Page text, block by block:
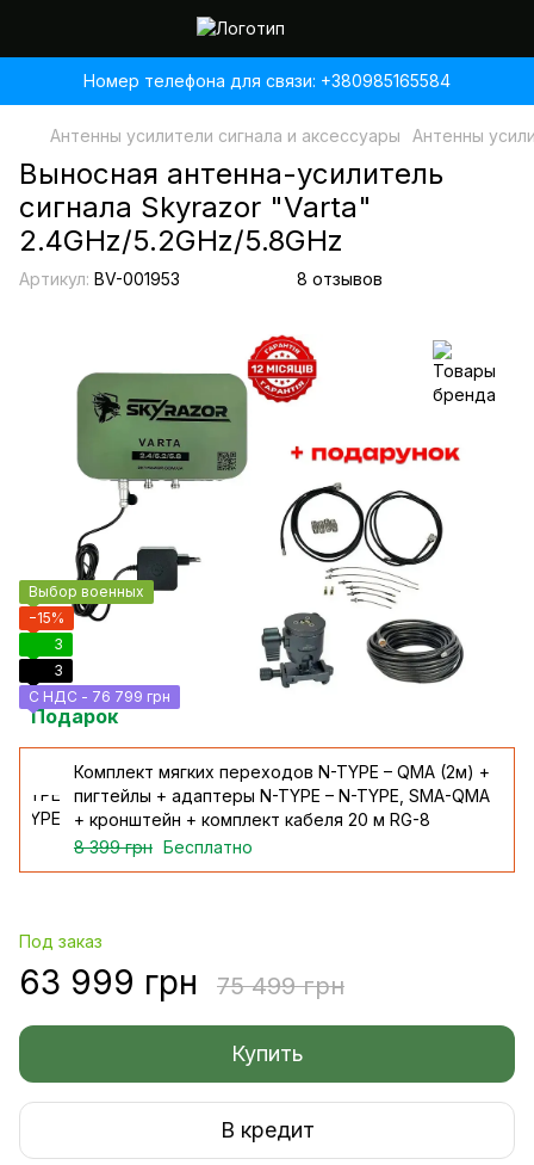
Номер телефона для связи: +380985165584
Антенны усилители сигнала и аксессуары Антенны
Выносная антенна-усилитель
сигнала Skyrazor "Varta"
2.4GHz/5.2GHz/5.8GHz
Артикул: BV-001953 8 отзывов
Выбор военных
−15%
3
3
С НДС - 76 799 грн
Подарок
Комплект мягких переходов N-TYPE – QMA (2м) +
пигтейлы + адаптеры N-TYPE – N-TYPE, SMA-QMA
+ кронштейн + комплект кабеля 20 м RG-8
8 399 грн Бесплатно
Под заказ
63 999 грн 75 499 грн
Купить
В кредит